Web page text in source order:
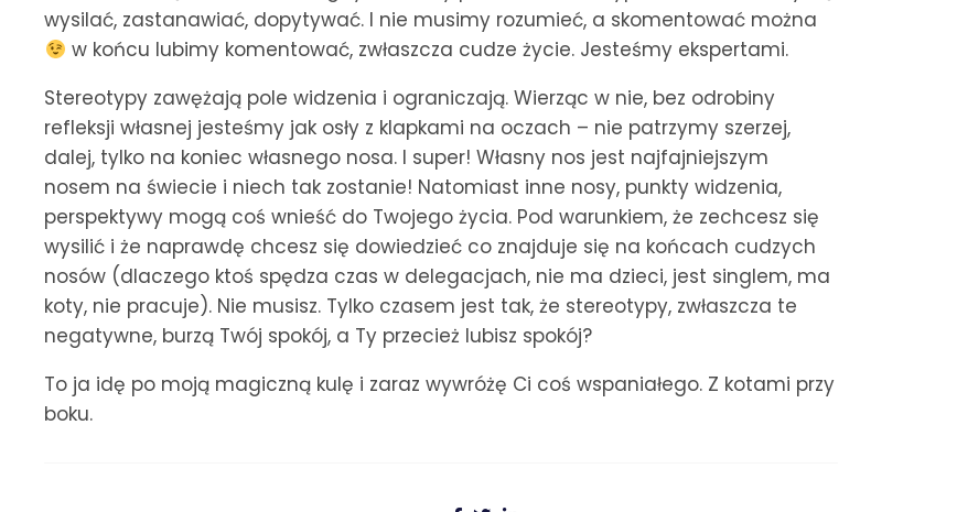
wysilać, zastanawiać, dopytywać. I nie musimy rozumieć, a skomentować można
w końcu lubimy komentować, zwłaszcza cudze życie. Jesteśmy ekspertami.
Stereotypy zawężają pole widzenia i ograniczają. Wierząc w nie, bez odrobiny
refleksji własnej jesteśmy jak osły z klapkami na oczach – nie patrzymy szerzej,
dalej, tylko na koniec własnego nosa. I super! Własny nos jest najfajniejszym
nosem na świecie i niech tak zostanie! Natomiast inne nosy, punkty widzenia,
perspektywy mogą coś wnieść do Twojego życia. Pod warunkiem, że zechcesz się
wysilić i że naprawdę chcesz się dowiedzieć co znajduje się na końcach cudzych
nosów (dlaczego ktoś spędza czas w delegacjach, nie ma dzieci, jest singlem, ma
koty, nie pracuje). Nie musisz. Tylko czasem jest tak, że stereotypy, zwłaszcza te
negatywne, burzą Twój spokój, a Ty przecież lubisz spokój?
To ja idę po moją magiczną kulę i zaraz wywróżę Ci coś wspaniałego. Z kotami przy
boku.